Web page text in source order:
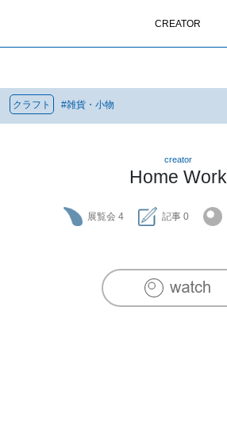
CREATOR
クラフト #雑貨・小物
creator
Home Work
展覧会 4 記事 0